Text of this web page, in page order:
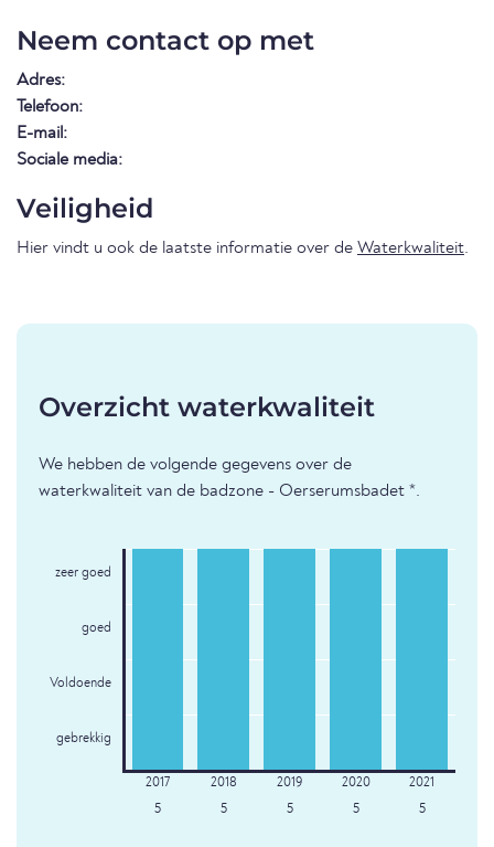
Neem contact op met
Adres:
Telefoon:
E-mail:
Sociale media:
Veiligheid
Hier vindt u ook de laatste informatie over de Waterkwaliteit.
Overzicht waterkwaliteit
We hebben de volgende gegevens over de
waterkwaliteit van de badzone - Oerserumsbadet *.
zeer goed
goed
Voldoende
gebrekkig
5 5 5 5 5